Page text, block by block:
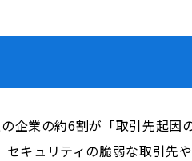
企業の約6割が「取引先起因
キュリティの脆弱な取引先